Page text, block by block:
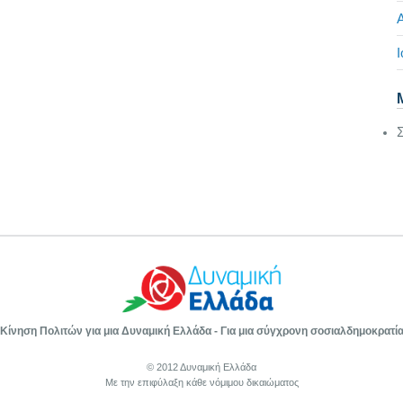
Κίνηση Πολιτών για μια Δυναμική Ελλάδα - Για μια σύγχρονη σοσιαλδημοκρατία
© 2012 Δυναμική Ελλάδα
Με την επιφύλαξη κάθε νόμιμου δικαιώματος